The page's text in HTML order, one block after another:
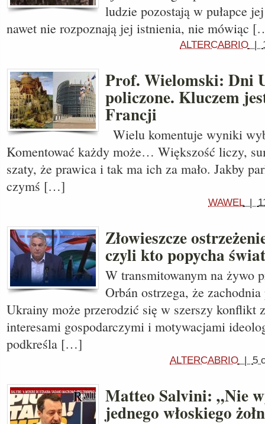
ludzie pozostają w pułapce
nawet nie rozpoznają jej istnienia, nie mówiąc
ALTERCABRIO |
Prof. Wielomski: Dni
policzone. Kluczem
Francji
Wielu komentuje wyniki
Komentować każdy może… Większość liczy,
szaty, że prawica i tak ma ich za mało. Jakby
czymś […]
WAWEL|
Złowieszcze
czyli kto popycha
W transmitowanym na żywo
Orbán ostrzega, że
Ukrainy może przerodzić się w szerszy konflikt
interesami gospodarczymi i motywacjami
podkreśla […]
ALTERCABRIO | 5
Matteo Salvini: „Nie
jednego włoskiego